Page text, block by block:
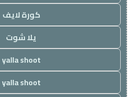
كورة لايف
يلا شوت
yalla shoot
yalla shoot